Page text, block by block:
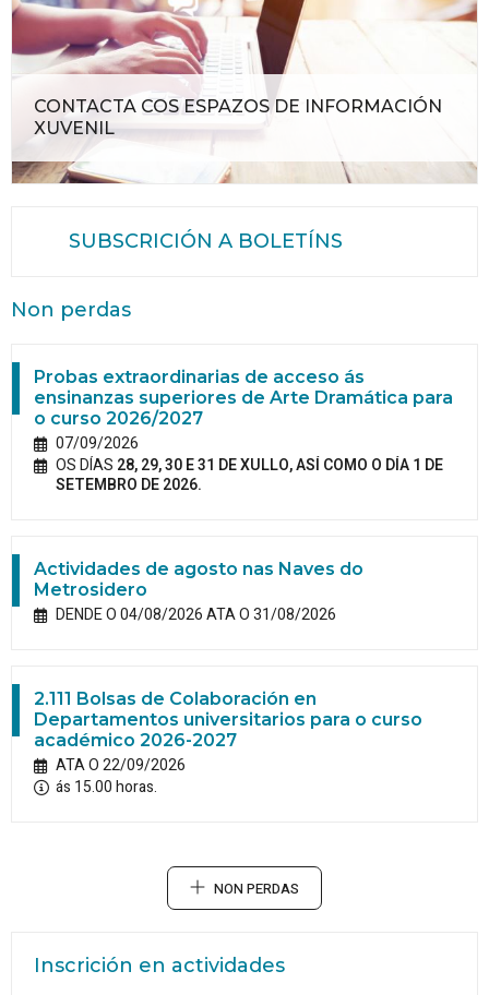
CONTACTA COS ESPAZOS DE INFORMACIÓN
XUVENIL
SUBSCRICIÓN A BOLETÍNS
Non perdas
Probas extraordinarias de acceso ás
ensinanzas superiores de Arte Dramática para
o curso 2026/2027
07/09/2026
OS DÍAS 28, 29, 30 E 31 DE XULLO, ASÍ COMO O DÍA 1 DE
SETEMBRO DE 2026.
Actividades de agosto nas Naves do
Metrosidero
DENDE O 04/08/2026 ATA O 31/08/2026
2.111 Bolsas de Colaboración en
Departamentos universitarios para o curso
académico 2026-2027
ATA O 22/09/2026
ás 15.00 horas.
NON PERDAS
Inscrición en actividades